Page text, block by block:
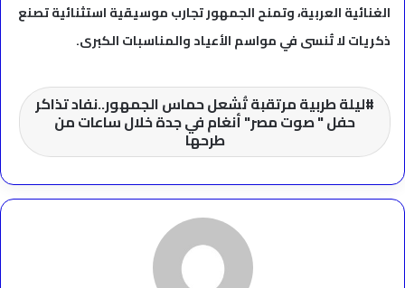
الغنائية العربية، وتمنح الجمهور تجارب موسيقية استثنائية تصنع
ذكريات لا تُنسى في مواسم الأعياد والمناسبات الكبرى.
ليلة طربية مرتقبة تُشعل حماس الجمهور..نفاد تذاكر
حفل " صوت مصر" أنغام في جدة خلال ساعات من
طرحها